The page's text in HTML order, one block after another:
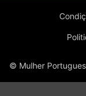
© Mulher